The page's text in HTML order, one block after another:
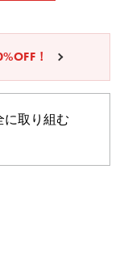
！
に取り組む